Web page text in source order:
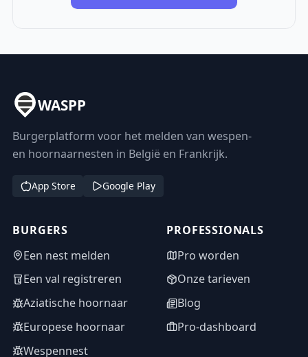
WASPP
Burgerplatform voor het melden van wespen-
en hoornaarnesten in België en Frankrijk.
App Store Google Play
BURGERS
Een nest melden
Een val registreren
Aziatische hoornaar
Europese hoornaar
Wespennest
PROFESSIONALS
Pro worden
Onze tarieven
Blog
Pro-dashboard